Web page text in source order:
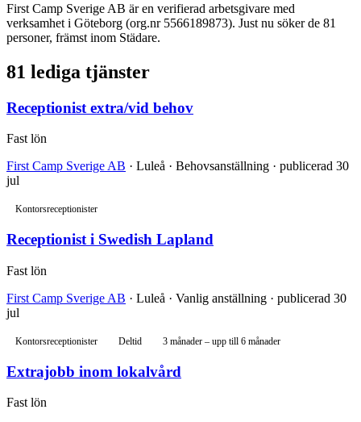
First Camp Sverige AB är en verifierad arbetsgivare med
verksamhet i Göteborg (org.nr 5566189873). Just nu söker de 81
personer, främst inom Städare.
81 lediga tjänster
Receptionist extra/vid behov
Fast lön
First Camp Sverige AB · Luleå · Behovsanställning · publicerad 30
jul
Kontorsreceptionister
Receptionist i Swedish Lapland
Fast lön
First Camp Sverige AB · Luleå · Vanlig anställning · publicerad 30
jul
Kontorsreceptionister Deltid 3 månader – upp till 6 månader
Extrajobb inom lokalvård
Fast lön